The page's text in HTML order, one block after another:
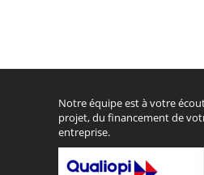
Notre équipe est à votre
projet, du financement de
entreprise.